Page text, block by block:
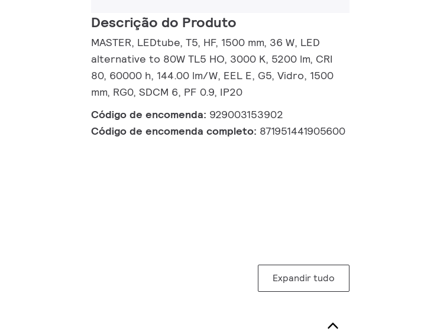
Descrição do Produto
MASTER, LEDtube, T5, HF, 1500 mm, 36 W, LED
alternative to 80W TL5 HO, 3000 K, 5200 lm, CRI
80, 60000 h, 144.00 lm/W, EEL E, G5, Vidro, 1500
mm, RG0, SDCM 6, PF 0.9, IP20
Código de encomenda: 929003153902
Código de encomenda completo: 871951441905600
Expandir tudo